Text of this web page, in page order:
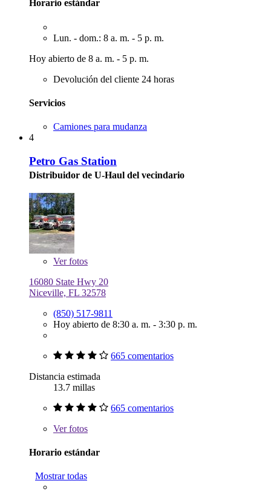
Horario estándar
Lun. - dom.: 8 a. m. - 5 p. m.
Hoy abierto de 8 a. m. - 5 p. m.
Devolución del cliente 24 horas
Servicios
Camiones para mudanza
4
Petro Gas Station
Distribuidor de U-Haul del vecindario
Verfotos
16080 State Hwy 20
Niceville, FL 32578
(850) 517-9811
Hoy abierto de 8:30 a. m. - 3:30 p. m.
665 comentarios
Distancia estimada
13.7 millas
665 comentarios
Verfotos
Horario estándar
Mostrar todas